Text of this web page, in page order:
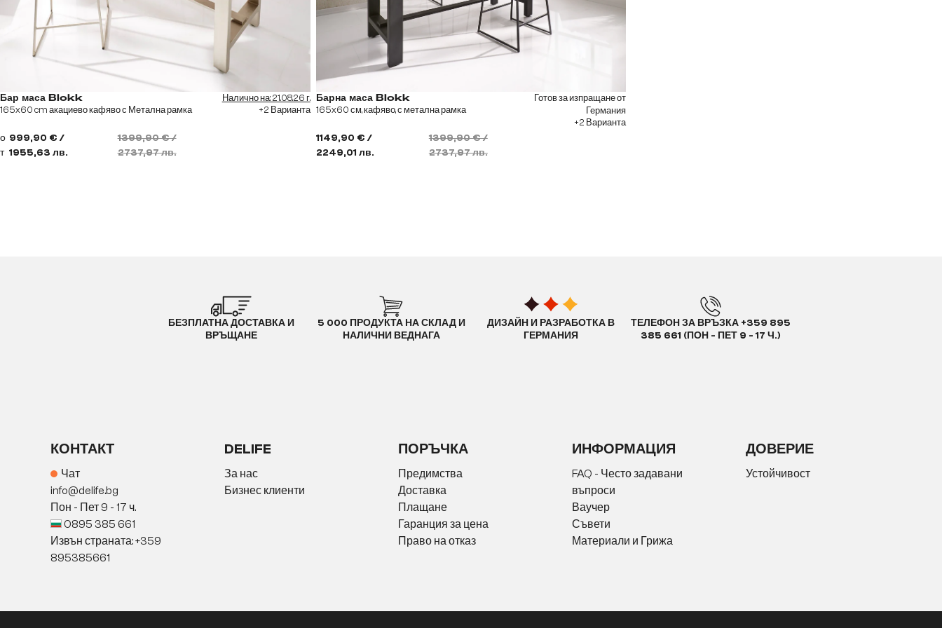
Бар маса Blokk
165x60 cm акациево кафяво с Метална рамка
о
т
999,90 € /
1955,63 лв.
1399,90 € /
2737,97 лв.
Налично на: 21.08.26 г.
+2 Варианта
Барна маса Blokk
165x60 см, кафяво, с метална рамка
1149,90 € /
2249,01 лв.
1399,90 € /
2737,97 лв.
Готов за изпращане от
Германия
+2 Варианта
БЕЗПЛАТНА ДОСТАВКА И
ВРЪЩАНЕ
5 000 ПРОДУКТА НА СКЛАД И
НАЛИЧНИ ВЕДНАГА
ДИЗАЙН И РАЗРАБОТКА В
ГЕРМАНИЯ
ТЕЛЕФОН ЗА ВРЪЗКА +359 895
385 661 (ПОН - ПЕТ 9 - 17 Ч.)
КОНТАКТ
Чат
info@delife.bg
Пон - Пет 9 - 17 ч.
0895 385 661
Извън страната: +359
895385661
DELIFE
За нас
Бизнес клиенти
ПОРЪЧКА
Предимства
Доставка
Плащане
Гаранция за цена
Право на отказ
ИНФОРМАЦИЯ
FAQ - Често задавани
въпроси
Ваучер
Съвети
Материали и Грижа
ДОВЕРИЕ
Устойчивост